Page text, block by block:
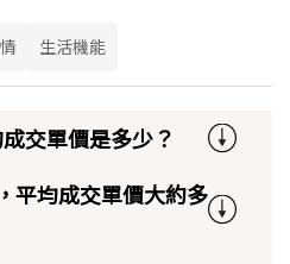
生活機能
交單價是多少？
平均成交單價大約多